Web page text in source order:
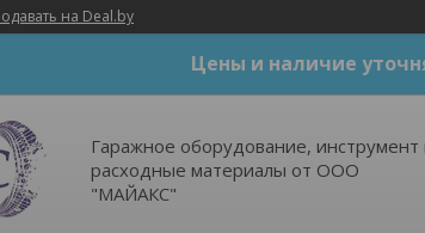
на Deal.by
Цены и наличие
Гаражное оборудование, инструмент
расходные материалы от ООО
"МАЙАКС"